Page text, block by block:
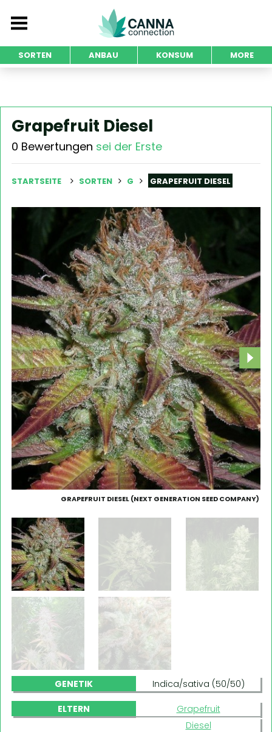
SORTEN ANBAU KONSUM MORE
Grapefruit Diesel
0 Bewertungen sei der Erste
STARTSEITE SORTEN G GRAPEFRUIT DIESEL
GRAPEFRUIT DIESEL (NEXT GENERATION SEED COMPANY)
GENETIK Indica/sativa (50/50)
ELTERN
Grapefruit
Diesel